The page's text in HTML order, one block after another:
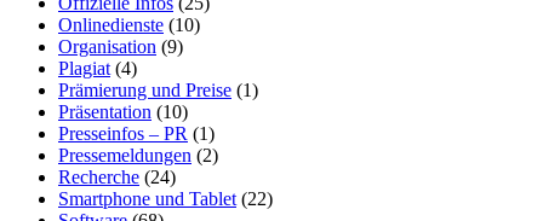
Onlinedienste (10)
Organisation (9)
Plagiat (4)
Prämierung und Preise (1)
Präsentation (10)
Presseinfos – PR (1)
Pressemeldungen (2)
Recherche (24)
Smartphone und Tablet (22)